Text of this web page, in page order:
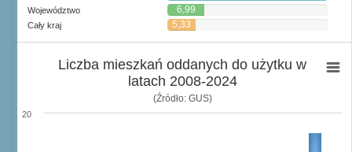
Województwo 6,99
Cały kraj 5,33
Liczba mieszkań oddanych do użytku w
latach 2008-2024
(Źródło: GUS)
20